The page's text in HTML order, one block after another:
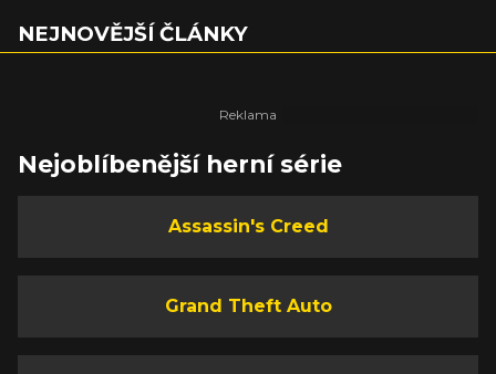
NEJNOVĚJŠÍ ČLÁNKY
Nejoblíbenější herní série
Assassin's Creed
Grand Theft Auto